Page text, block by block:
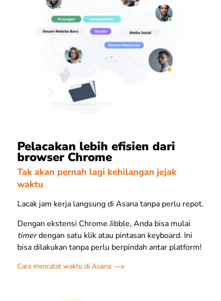
Pelacakan lebih efisien dari
browser Chrome
Tak akan pernah lagi kehilangan jejak
waktu
Lacak jam kerja langsung di Asana tanpa perlu repot.
Dengan ekstensi Chrome Jibble, Anda bisa mulai
timerdengan satu klik atau pintasan keyboard. Ini
bisa dilakukan tanpa perlu berpindah antar platform!
Cara mencatat waktu di Asana